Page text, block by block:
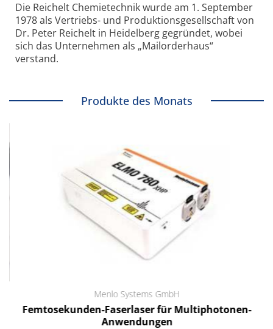
Die Reichelt Chemietechnik wurde am 1. September
1978 als Vertriebs- und Produktionsgesellschaft von
Dr. Peter Reichelt in Heidelberg gegründet, wobei
sich das Unternehmen als „Mailorderhaus“
verstand.
Produkte des Monats
Menlo Systems GmbH
Femtosekunden-Faserlaser für Multiphotonen-
Anwendungen